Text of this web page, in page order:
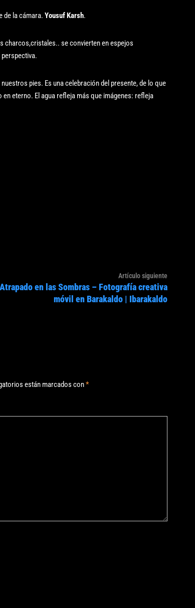
de la cámara. Yousuf Karsh.
charcos,cristales.. se convierten en espejos
pies. Es una celebración del presente, de lo que
eterno. El agua refleja más que imágenes: refleja
Artículo siguienteArtículo
siguiente:
Atrapado en las Sombras – Fotografía creativa
móvil en Barakaldo | Ibarakaldo
están marcados con*